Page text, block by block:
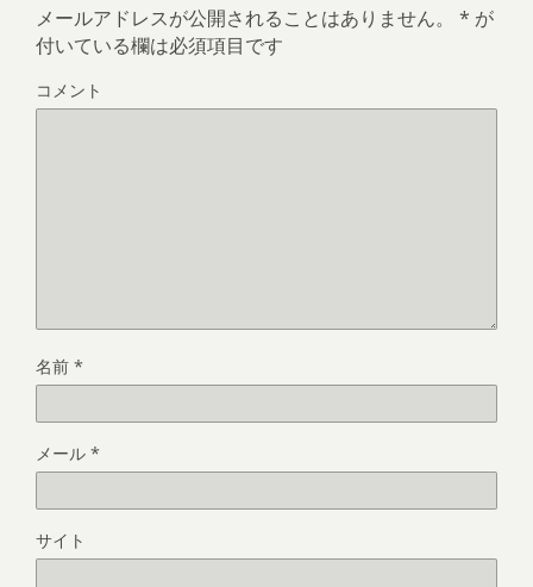
メールアドレスが公開されることはありません。 * が
付いている欄は必須項目です
コメント
名前 *
メール *
サイト